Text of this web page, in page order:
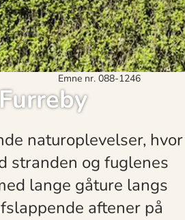
Emne nr. 088-1246
naturoplevelser, hvor
stranden og fuglenes
lange gåture langs
aftener på